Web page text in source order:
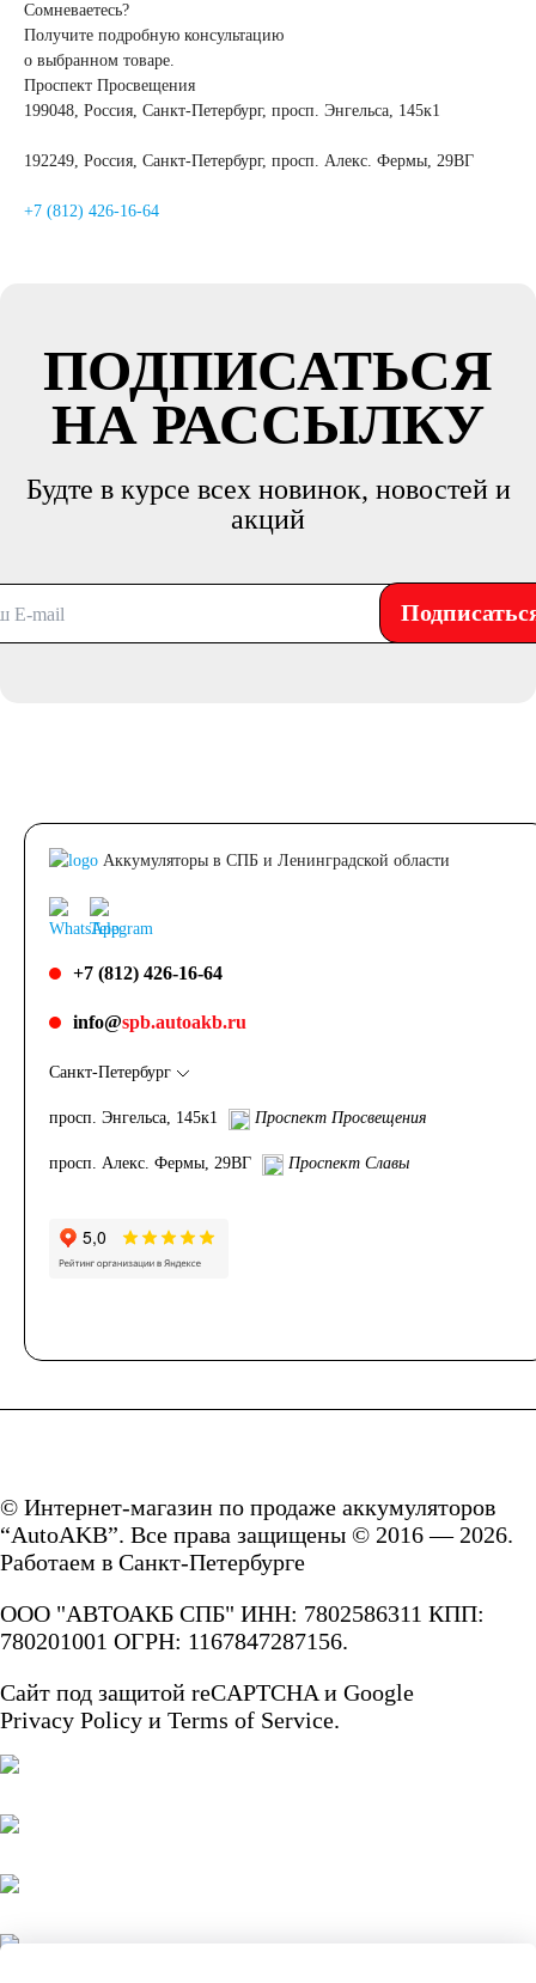
Сомневаетесь?
Получите подробную консультацию
о выбранном товаре.
Проспект Просвещения
199048, Россия, Санкт-Петербург, просп. Энгельса, 145к1
192249, Россия, Санкт-Петербург, просп. Алекс. Фермы, 29ВГ
+7 (812) 426-16-64
ПОДПИСАТЬСЯ
НА РАССЫЛКУ
Будте в курсе всех новинок, новостей и
акций
Аккумуляторы в СПБ и Ленинградской области
+7 (812) 426-16-64
info@spb.autoakb.ru
Санкт-Петербург
просп. Энгельса, 145к1 Проспект Просвещения
просп. Алекс. Фермы, 29ВГ Проспект Славы
© Интернет-магазин по продаже аккумуляторов
“AutoAKB”. Все права защищены © 2016 — 2026.
Работаем в Санкт-Петербурге
ООО "АВТОАКБ СПБ" ИНН: 7802586311 КПП:
780201001 ОГРН: 1167847287156.
Сайт под защитой reCAPTCHA и Google
Privacy Policy и Terms of Service.